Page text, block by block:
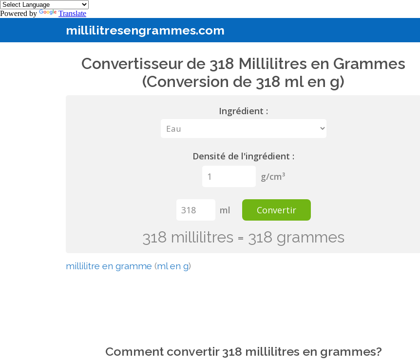
Powered by Translate
millilitresengrammes.com
Convertisseur de 318 Millilitres en Grammes
(Conversion de 318 ml en g)
Ingrédient :
Densité de l'ingrédient :
g/cm³
ml Convertir
318 millilitres = 318 grammes
millilitre en gramme (ml en g)
Comment convertir 318 millilitres en grammes?